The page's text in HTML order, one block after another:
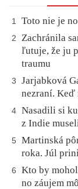
1 Toto nie je
2
Zachránila
ľutuje, že ju
traumu
3
Jarjabková
nezraní. Keď
4 Nasadili si
z Indie
5
Martinská
roka. Júl
6
Kto by
no záujem